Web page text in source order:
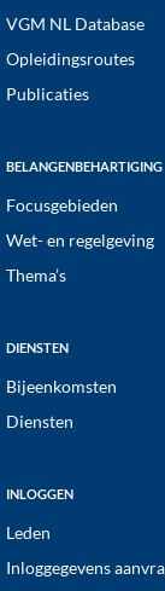
VGM NL Database
Opleidingsroutes
Publicaties
BELANGENBEHARTIGING
Focusgebieden
Wet- en regelgeving
Thema’s
DIENSTEN
Bijeenkomsten
Diensten
INLOGGEN
Leden
Inloggegevens